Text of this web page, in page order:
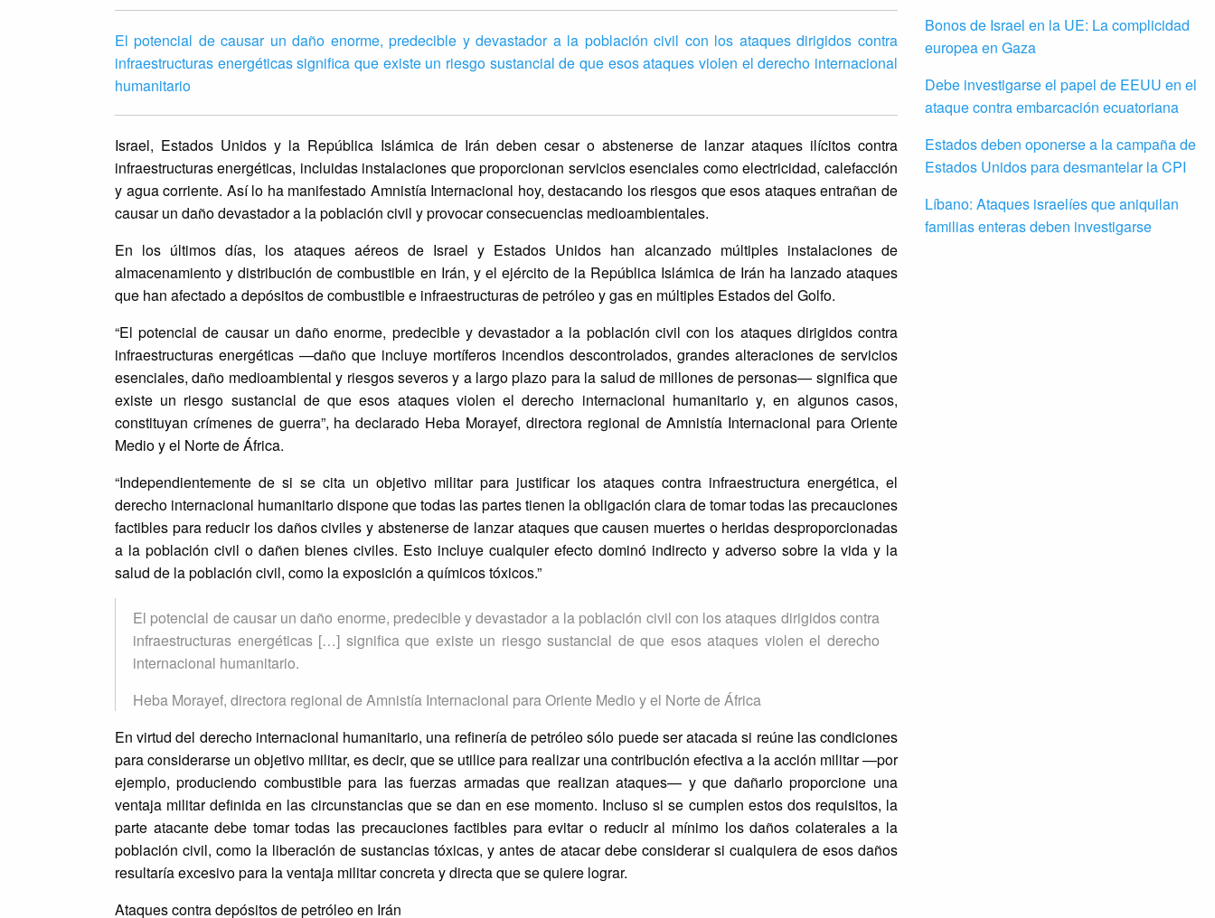
El potencial de causar un daño enorme, predecible y devastador a la población civil con los ataques dirigidos contra
infraestructuras energéticas significa que existe un riesgo sustancial de que esos ataques violen el derecho internacional
humanitario
Israel, Estados Unidos y la República Islámica de Irán deben cesar o abstenerse de lanzar ataques ilícitos contra
infraestructuras energéticas, incluidas instalaciones que proporcionan servicios esenciales como electricidad, calefacción
y agua corriente. Así lo ha manifestado Amnistía Internacional hoy, destacando los riesgos que esos ataques entrañan de
causar un daño devastador a la población civil y provocar consecuencias medioambientales.
En los últimos días, los ataques aéreos de Israel y Estados Unidos han alcanzado múltiples instalaciones de
almacenamiento y distribución de combustible en Irán, y el ejército de la República Islámica de Irán ha lanzado ataques
que han afectado a depósitos de combustible e infraestructuras de petróleo y gas en múltiples Estados del Golfo.
“El potencial de causar un daño enorme, predecible y devastador a la población civil con los ataques dirigidos contra
infraestructuras energéticas —daño que incluye mortíferos incendios descontrolados, grandes alteraciones de servicios
esenciales, daño medioambiental y riesgos severos y a largo plazo para la salud de millones de personas— significa que
existe un riesgo sustancial de que esos ataques violen el derecho internacional humanitario y, en algunos casos,
constituyan crímenes de guerra”, ha declarado Heba Morayef, directora regional de Amnistía Internacional para Oriente
Medio y el Norte de África.
“Independientemente de si se cita un objetivo militar para justificar los ataques contra infraestructura energética, el
derecho internacional humanitario dispone que todas las partes tienen la obligación clara de tomar todas las precauciones
factibles para reducir los daños civiles y abstenerse de lanzar ataques que causen muertes o heridas desproporcionadas
a la población civil o dañen bienes civiles. Esto incluye cualquier efecto dominó indirecto y adverso sobre la vida y la
salud de la población civil, como la exposición a químicos tóxicos.”
El potencial de causar un daño enorme, predecible y devastador a la población civil con los ataques dirigidos contra
infraestructuras energéticas […] significa que existe un riesgo sustancial de que esos ataques violen el derecho
internacional humanitario.
Heba Morayef, directora regional de Amnistía Internacional para Oriente Medio y el Norte de África
En virtud del derecho internacional humanitario, una refinería de petróleo sólo puede ser atacada si reúne las condiciones
para considerarse un objetivo militar, es decir, que se utilice para realizar una contribución efectiva a la acción militar —por
ejemplo, produciendo combustible para las fuerzas armadas que realizan ataques— y que dañarlo proporcione una
ventaja militar definida en las circunstancias que se dan en ese momento. Incluso si se cumplen estos dos requisitos, la
parte atacante debe tomar todas las precauciones factibles para evitar o reducir al mínimo los daños colaterales a la
población civil, como la liberación de sustancias tóxicas, y antes de atacar debe considerar si cualquiera de esos daños
resultaría excesivo para la ventaja militar concreta y directa que se quiere lograr.
Ataques contra depósitos de petróleo en Irán
Bonos de Israel en la UE: La complicidad
europea en Gaza
Debe investigarse el papel de EEUU en el
ataque contra embarcación ecuatoriana
Estados deben oponerse a la campaña de
Estados Unidos para desmantelar la CPI
Líbano: Ataques israelíes que aniquilan
familias enteras deben investigarse